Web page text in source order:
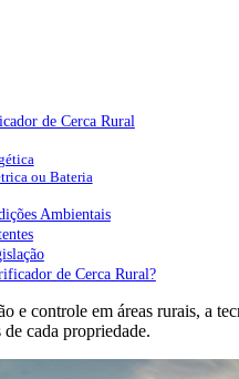
de Cerca Rural
ou Bateria
Ambientais
de Cerca Rural?
e controle em áreas rurais, a
cada propriedade.